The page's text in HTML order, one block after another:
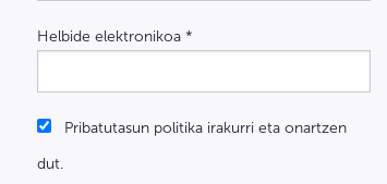
Helbide elektronikoa *
Pribatutasun politika irakurri eta onartzen
dut.